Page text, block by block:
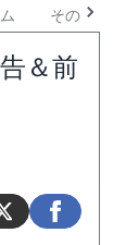
その他
＆前